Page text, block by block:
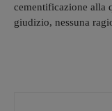
cementificazione alla
giudizio, nessuna